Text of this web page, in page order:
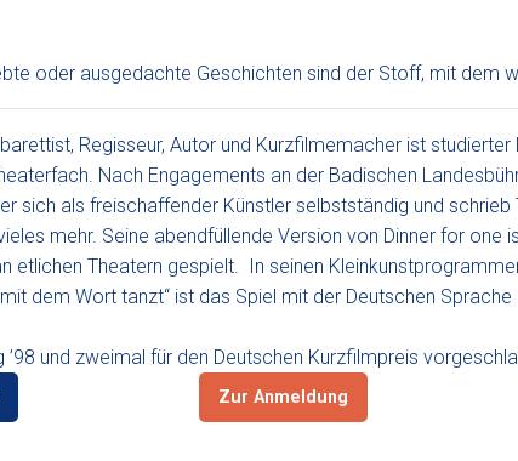
oder ausgedachte Geschichten sind der Stoff, mit dem
Regisseur, Autor und Kurzfilmemacher ist
Nach Engagements an der Badischen
sich als freischaffender Künstler selbstständig und schrieb
mehr. Seine abendfüllende Version von Dinner for one
etlichen Theatern gespielt. In seinen
dem Wort tanzt“ ist das Spiel mit der Deutschen Sprache
und zweimal für den Deutschen Kurzfilmpreis
Zur Anmeldung